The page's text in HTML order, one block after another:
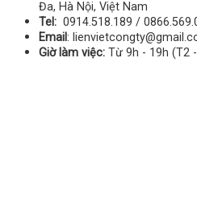
Đa, Hà Nội, Việt Nam
Tel: 0914.518.189 /
Email:
Giờ làm việc: Từ 9h - 19h (T2